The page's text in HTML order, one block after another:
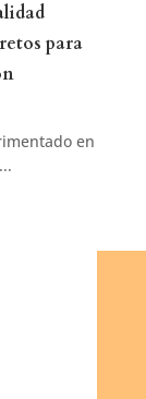
para
en